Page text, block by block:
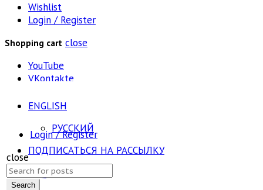
Wishlist
Login / Register
Shopping cart close
YouTube
VKontakte
ENGLISH
РУССКИЙ
ПОДПИСАТЬСЯ НА РАССЫЛКУ
FAQ
Login / Register
close
Search
for:
Search